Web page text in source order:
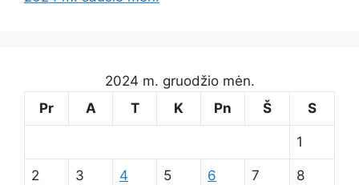
2024 m. gruodžio mėn.
Pr
A T K Pn Š S
1
2 3 4 5 6 7 8